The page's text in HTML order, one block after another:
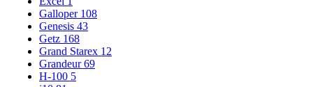
Galloper 108
Genesis 43
Getz 168
Grand Starex 12
Grandeur69
H-100 5